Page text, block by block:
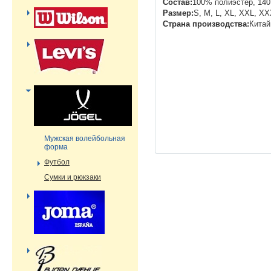
Состав:100% полиэстер, 140
Размер:S, M, L, XL, XXL,
Страна производства: Китай
Мужская волейбольная
форма
Футбол
Сумки и рюкзаки